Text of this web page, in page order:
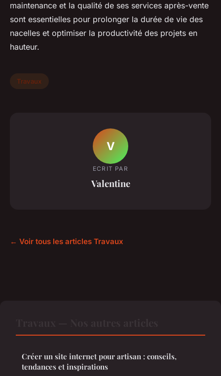
maintenance et la qualité de ses services après-vente
sont essentielles pour prolonger la durée de vie des
nacelles et optimiser la productivité des projets en
hauteur.
Travaux
V
ECRIT PAR
Valentine
← Voir tous les articles Travaux
Créer un site internet pour artisan : conseils,
tendances et inspirations